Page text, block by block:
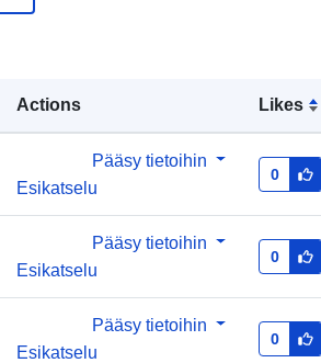
Actions Likes
Pääsy tietoihin
Esikatselu
0
Pääsy tietoihin
Esikatselu
0
Pääsy tietoihin
Esikatselu
0